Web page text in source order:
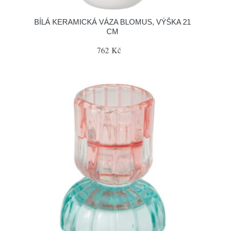
BÍLÁ KERAMICKÁ VÁZA BLOMUS, VÝŠKA 21
CM
762 Kč